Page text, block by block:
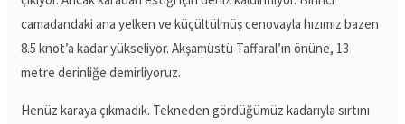
camadandaki ana yelken ve küçültülmüş cenovayla hızımız bazen
8.5 knot’a kadar yükseliyor. Akşamüstü Taffaral’ın önüne, 13
metre derinliğe demirliyoruz.
Henüz karaya çıkmadık. Tekneden gördüğümüz kadarıyla sırtını